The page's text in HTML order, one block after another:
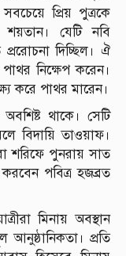
প্রিয় পুত্রকে
যেটি নবি
দিচ্ছিল। ঐ
নিক্ষেপ করেন।
করে পাথর মারেন।
থাকে। সেটি
বিদায়ি তাওয়াফ।
শরিফে পুনরায় সাত
করবেন পবিত্র হজব্রত
মিনায় অবস্থান
প্রতি